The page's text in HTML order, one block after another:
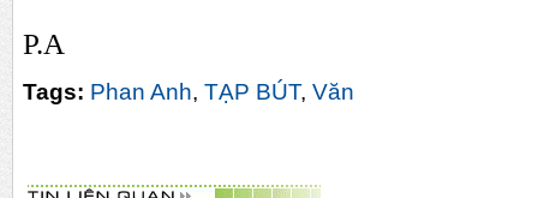
P.A
Tags: Phan Anh, TẠP BÚT, Văn